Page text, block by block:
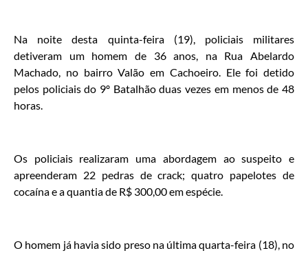
Na noite desta quinta-feira (19), policiais militares
detiveram um homem de 36 anos, na Rua Abelardo
Machado, no bairro Valão em Cachoeiro. Ele foi detido
pelos policiais do 9º Batalhão duas vezes em menos de 48
horas.
Os policiais realizaram uma abordagem ao suspeito e
apreenderam 22 pedras de crack; quatro papelotes de
cocaína e a quantia de R$ 300,00 em espécie.
O homem já havia sido preso na última quarta-feira (18), no